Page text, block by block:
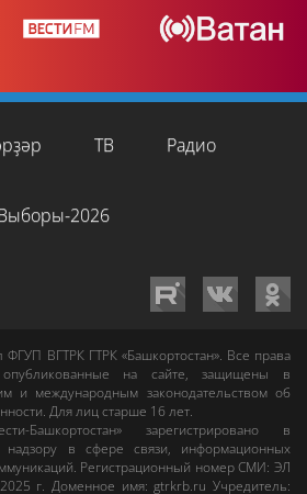
ТВ Радио
2026
ФГУП ВГТРК ГТРК «Башкортостан». Все права
на сайте, защищены в
и международным законодательством об
Для лиц старше 16 лет.
Башкортостан»зарегистрировано в
в сфере связи, информационных
Регистрационный номер СМИ: ЭЛ
г. Доменное имя:gtrkrb.ru Учредитель: